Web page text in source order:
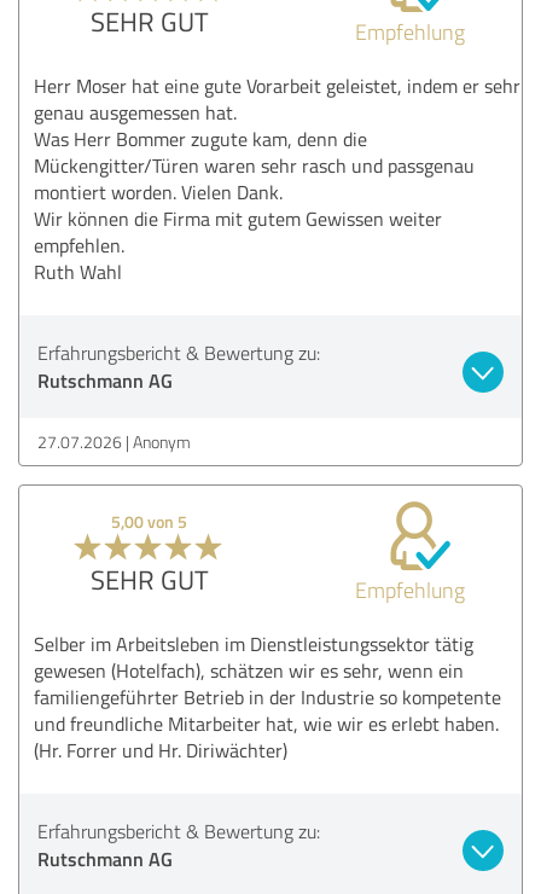
SEHR GUT Empfehlung
Herr Moser hat eine gute Vorarbeit geleistet, indem er sehr
genau ausgemessen hat.
Was Herr Bommer zugute kam, denn die
Mückengitter/Türen waren sehr rasch und passgenau
montiert worden. Vielen Dank.
Wir können die Firma mit gutem Gewissen weiter
empfehlen.
Ruth Wahl
Erfahrungsbericht & Bewertung zu:
Rutschmann AG
27.07.2026 Anonym
5,00 von 5
SEHR GUT Empfehlung
Selber im Arbeitsleben im Dienstleistungssektor tätig
gewesen (Hotelfach), schätzen wir es sehr, wenn ein
familiengeführter Betrieb in der Industrie so kompetente
und freundliche Mitarbeiter hat, wie wir es erlebt haben.
(Hr. Forrer und Hr. Diriwächter)
Erfahrungsbericht & Bewertung zu:
Rutschmann AG